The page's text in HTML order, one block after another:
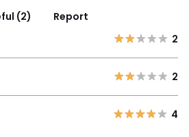
(2)
Report
2
2
4